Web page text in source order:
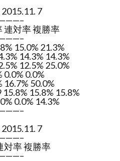
7
連対率 複勝率
15.0% 21.3%
14.3% 14.3%
12.5% 25.0%
0.0% 0.0%
16.7% 50.0%
15.8% 15.8%
0.0% 14.3%
7
対率 複勝率